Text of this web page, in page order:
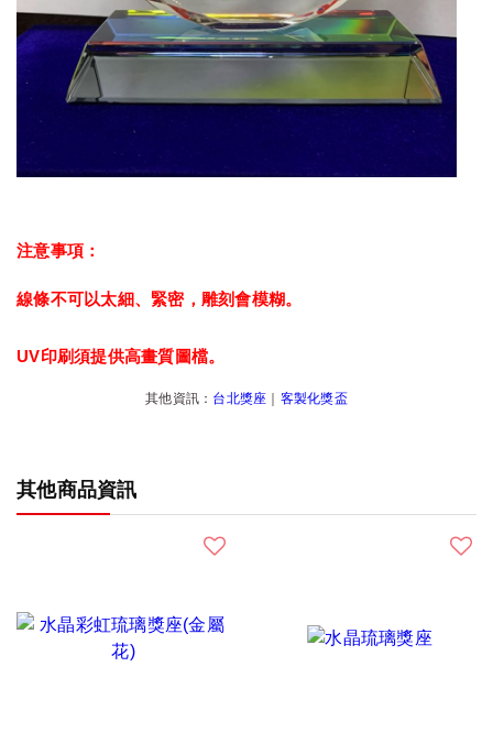
注意事項：
線條不可以太細、緊密，雕刻會模糊。
UV印刷須提供高畫質圖檔。
其他資訊： 台北獎座 客製化獎盃
其他商品資訊